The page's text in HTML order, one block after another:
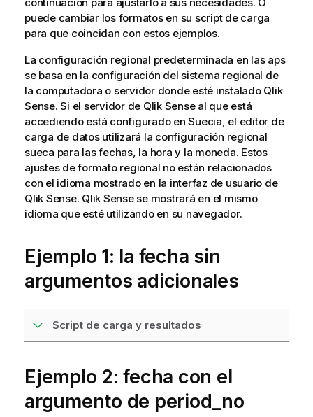
puede cambiar los formatos en su script de carga
para que coincidan con estos ejemplos.
La configuración regional predeterminada en las aps
se basa en la configuración del sistema regional de
la computadora o servidor donde esté instalado Qlik
Sense. Si el servidor de Qlik Senseal que está
accediendo está configurado en Suecia, el editor de
carga de datos utilizará la configuración regional
sueca para las fechas, la hora y la moneda. Estos
ajustes de formato regional no están relacionados
con el idioma mostrado en la interfaz de usuario de
Qlik Sense. Qlik Sensese mostrará en el mismo
idioma que esté utilizando en su navegador.
Ejemplo 1: la fecha sin
argumentos adicionales
Script de carga y resultados
Ejemplo 2: fecha con el
argumento de period_no